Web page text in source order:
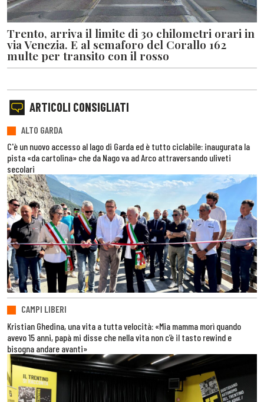
Trento, arriva il limite di 30 chilometri orari in
via Venezia. E al semaforo del Corallo 162
multe per transito con il rosso
ARTICOLI CONSIGLIATI
ALTO GARDA
C'è un nuovo accesso al lago di Garda ed è tutto ciclabile: inaugurata la
pista «da cartolina» che da Nago va ad Arco attraversando uliveti
secolari
CAMPI LIBERI
Kristian Ghedina, una vita a tutta velocità: «Mia mamma morì quando
avevo 15 anni, papà mi disse che nella vita non c’è il tasto rewind e
bisogna andare avanti»